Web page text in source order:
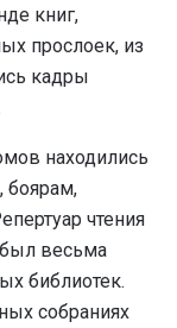
книг,
прослоек, из
кадры
находились
боярам,
чтения
весьма
библиотек.
собраниях